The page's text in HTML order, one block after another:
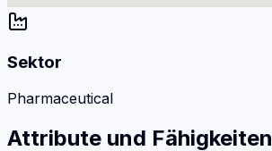
Sektor
Pharmaceutical
Attribute und Fähigkeiten